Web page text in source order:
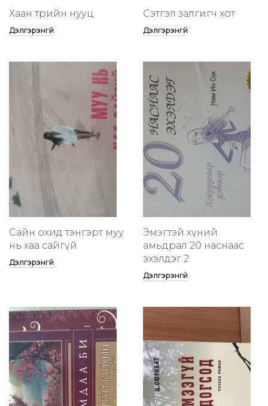
Хаан төрийн нууц
Дэлгэрэнгүй
Сэтгэл залгигч хот
Дэлгэрэнгүй
Сайн охид тэнгэрт муу
нь хаа сайгүй
Дэлгэрэнгүй
Эмэгтэй хүний
амьдрал 20 наснаас
эхэлдэг 2
Дэлгэрэнгүй